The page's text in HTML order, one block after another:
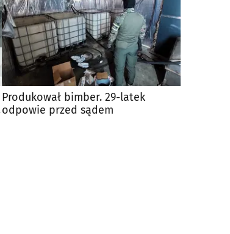
Produkował bimber. 29-latek
odpowie przed sądem